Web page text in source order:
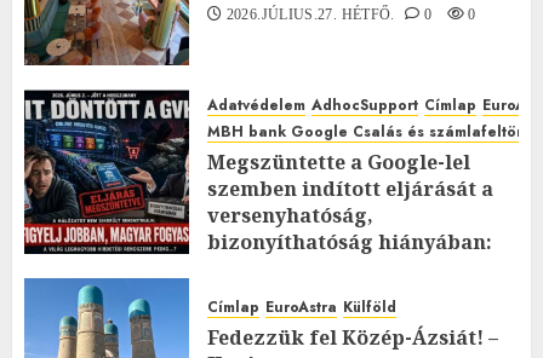
2026.JÚLIUS.27. HÉTFŐ. 0 0
Adatvédelem AdhocSupport Címlap
MBH bank Google Csalás és
Megszüntette a Google-lel
szemben indított eljárását a
versenyhatóság,
bizonyíthatóság hiányában:
2026.JÚLIUS.23. CSÜTÖRTÖK.
0
Címlap EuroAstra Külföld
Fedezzük fel Közép-Ázsiát! –